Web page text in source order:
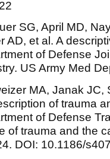
SG, April MD,
AD, et al. A
of Defense
US Army Med
MA, Janak JC,
of trauma
of Defense
of trauma and the
DOI: 10.1186/